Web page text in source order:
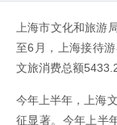
上海市文化和旅游
至6月，上海接待
文旅消费总额
今年上半年，上海
征显著。今年上半